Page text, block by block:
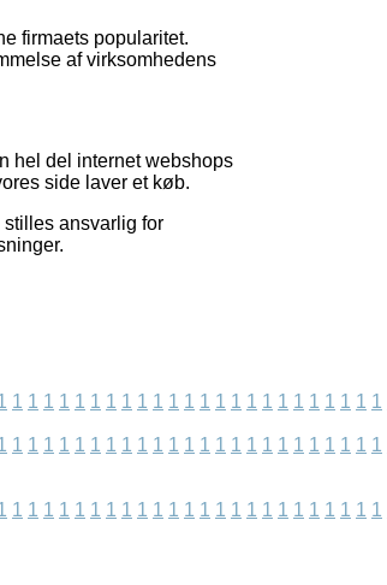
firmaets popularitet.
af virksomhedens
hel del internet webshops
side laver et køb.
ansvarlig for
1 1 1 1 1 1 1 1 1 1 1 1 1 1 1 1 1 1 1 1 1 1 1 1
1 1 1 1 1 1 1 1 1 1 1 1 1 1 1 1 1 1 1 1 1 1 1 1
1 1 1 1 1 1 1 1 1 1 1 1 1 1 1 1 1 1 1 1 1 1 1 1